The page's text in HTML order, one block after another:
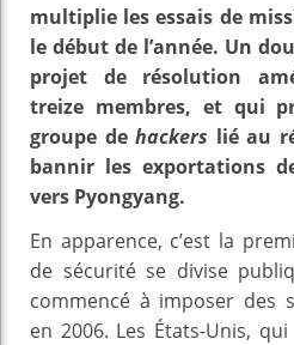
multiplie les essais de
le début de l’année. Un
projet de résolution
treize membres, et qui
groupe dehackers lié au
bannir les exportations
vers Pyongyang.
En apparence, c’est la
de sécurité se divise
commencé à imposer des
en 2006. Les États-Unis,